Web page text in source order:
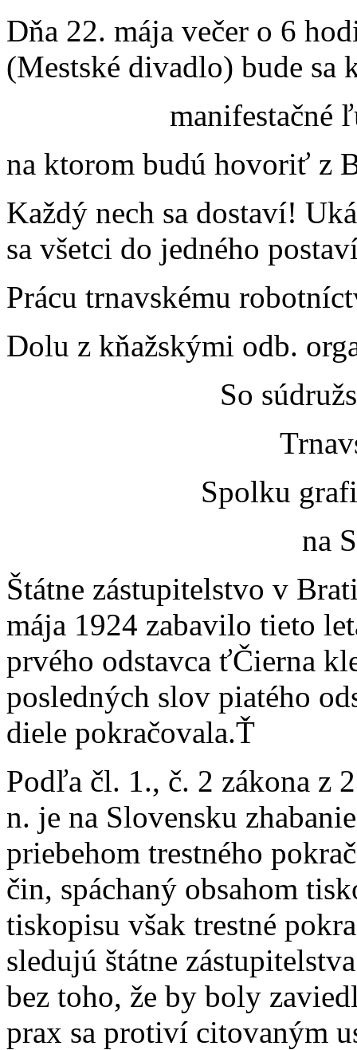
Dňa 22. mája večer o 6
(Mestské divadlo) bude sa
manifestačné
na ktorom budú hovoriť z
Každý nech sa dostaví!
sa všetci do jedného
Prácu trnavskému
Dolu z kňažskými odb.
So
Spolku
na
Štátne zástupitelstvo v
mája 1924 zabavilo tieto
prvého odstavca ťČierna
posledných slov piatého
diele pokračovala.Ť
Podľa čl. 1., č. 2 zákona z
n. je na Slovensku
priebehom trestného
čin, spáchaný obsahom
tiskopisu však trestné
sledujú štátne
bez toho, že by boly
prax sa protiví citovaným